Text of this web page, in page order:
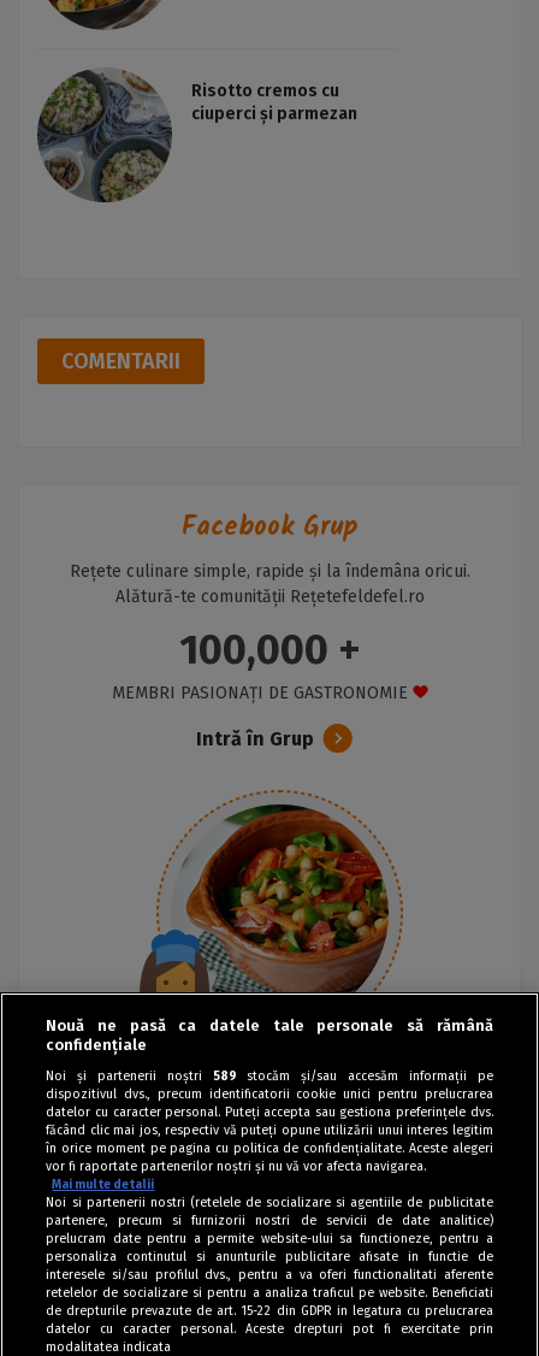
Risotto cremos cu
ciuperci și parmezan
COMENTARII
Facebook Grup
Rețete culinare simple, rapide și la îndemâna oricui.
Alătură-te comunității Rețetefeldefel.ro
100,000 +
MEMBRI PASIONAȚI DE GASTRONOMIE
Intră în Grup
Nouă ne pasă ca datele tale personale să rămână
confidențiale
Noi și partenerii noștri 589 stocăm și/sau accesăm informații pe
dispozitivul dvs., precum identificatorii cookie unici pentru prelucrarea
datelor cu caracter personal. Puteți accepta sau gestiona preferințele dvs.
făcând clic mai jos, respectiv vă puteți opune utilizării unui interes legitim
în orice moment pe pagina cu politica de confidențialitate. Aceste alegeri
vor fi raportate partenerilor noștri și nu vă vor afecta navigarea.
Mai multe detalii
Noi si partenerii nostri (retelele de socializare si agentiile de publicitate
partenere, precum si furnizorii nostri de servicii de date analitice)
prelucram date pentru a permite website-ului sa functioneze, pentru a
personaliza continutul si anunturile publicitare afisate in functie de
interesele si/sau profilul dvs., pentru a va oferi functionalitati aferente
retelelor de socializare si pentru a analiza traficul pe website. Beneficiati
de drepturile prevazute de art. 15-22 din GDPR in legatura cu prelucrarea
datelor cu caracter personal. Aceste drepturi pot fi exercitate prin
modalitatea indicata